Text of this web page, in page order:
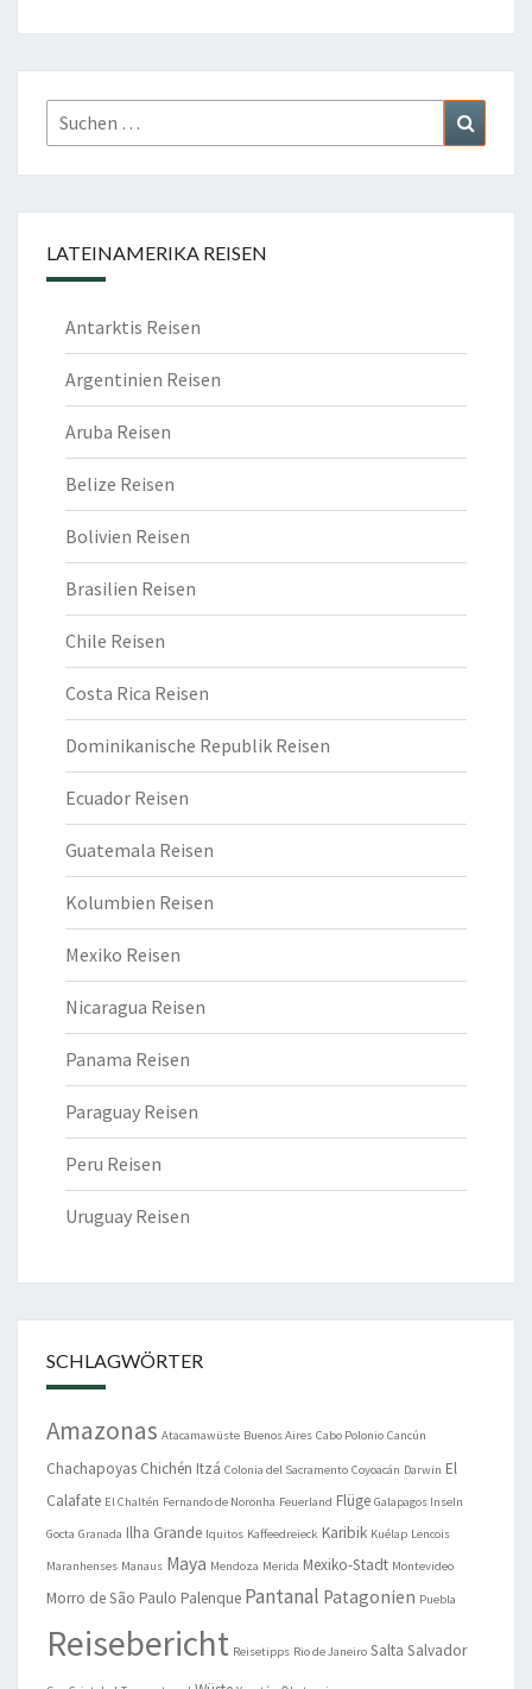
Suchen
nach:
LATEINAMERIKA REISEN
Antarktis Reisen
Argentinien Reisen
Aruba Reisen
Belize Reisen
Bolivien Reisen
Brasilien Reisen
Chile Reisen
Costa Rica Reisen
Dominikanische Republik Reisen
Ecuador Reisen
Guatemala Reisen
Kolumbien Reisen
Mexiko Reisen
Nicaragua Reisen
Panama Reisen
Paraguay Reisen
Peru Reisen
Uruguay Reisen
SCHLAGWÖRTER
Amazonas Atacamawüste Buenos Aires Cabo Polonio Cancún
Chachapoyas Chichén Itzá Colonia del Sacramento Coyoacán Darwin El
Calafate El Chaltén Fernando de Noronha Feuerland Flüge Galapagos Inseln
Gocta Granada Ilha Grande Iquitos Kaffeedreieck Karibik Kuélap Lencois
Maranhenses Manaus Maya Mendoza Merida Mexiko-Stadt Montevideo
Morro de São Paulo Palenque Pantanal Patagonien Puebla
Reisebericht Reisetipps Rio de Janeiro Salta Salvador